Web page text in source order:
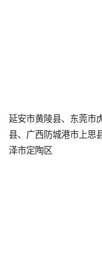
延安市黄陵县、东莞市
县、广西防城港市上思
泽市定陶区